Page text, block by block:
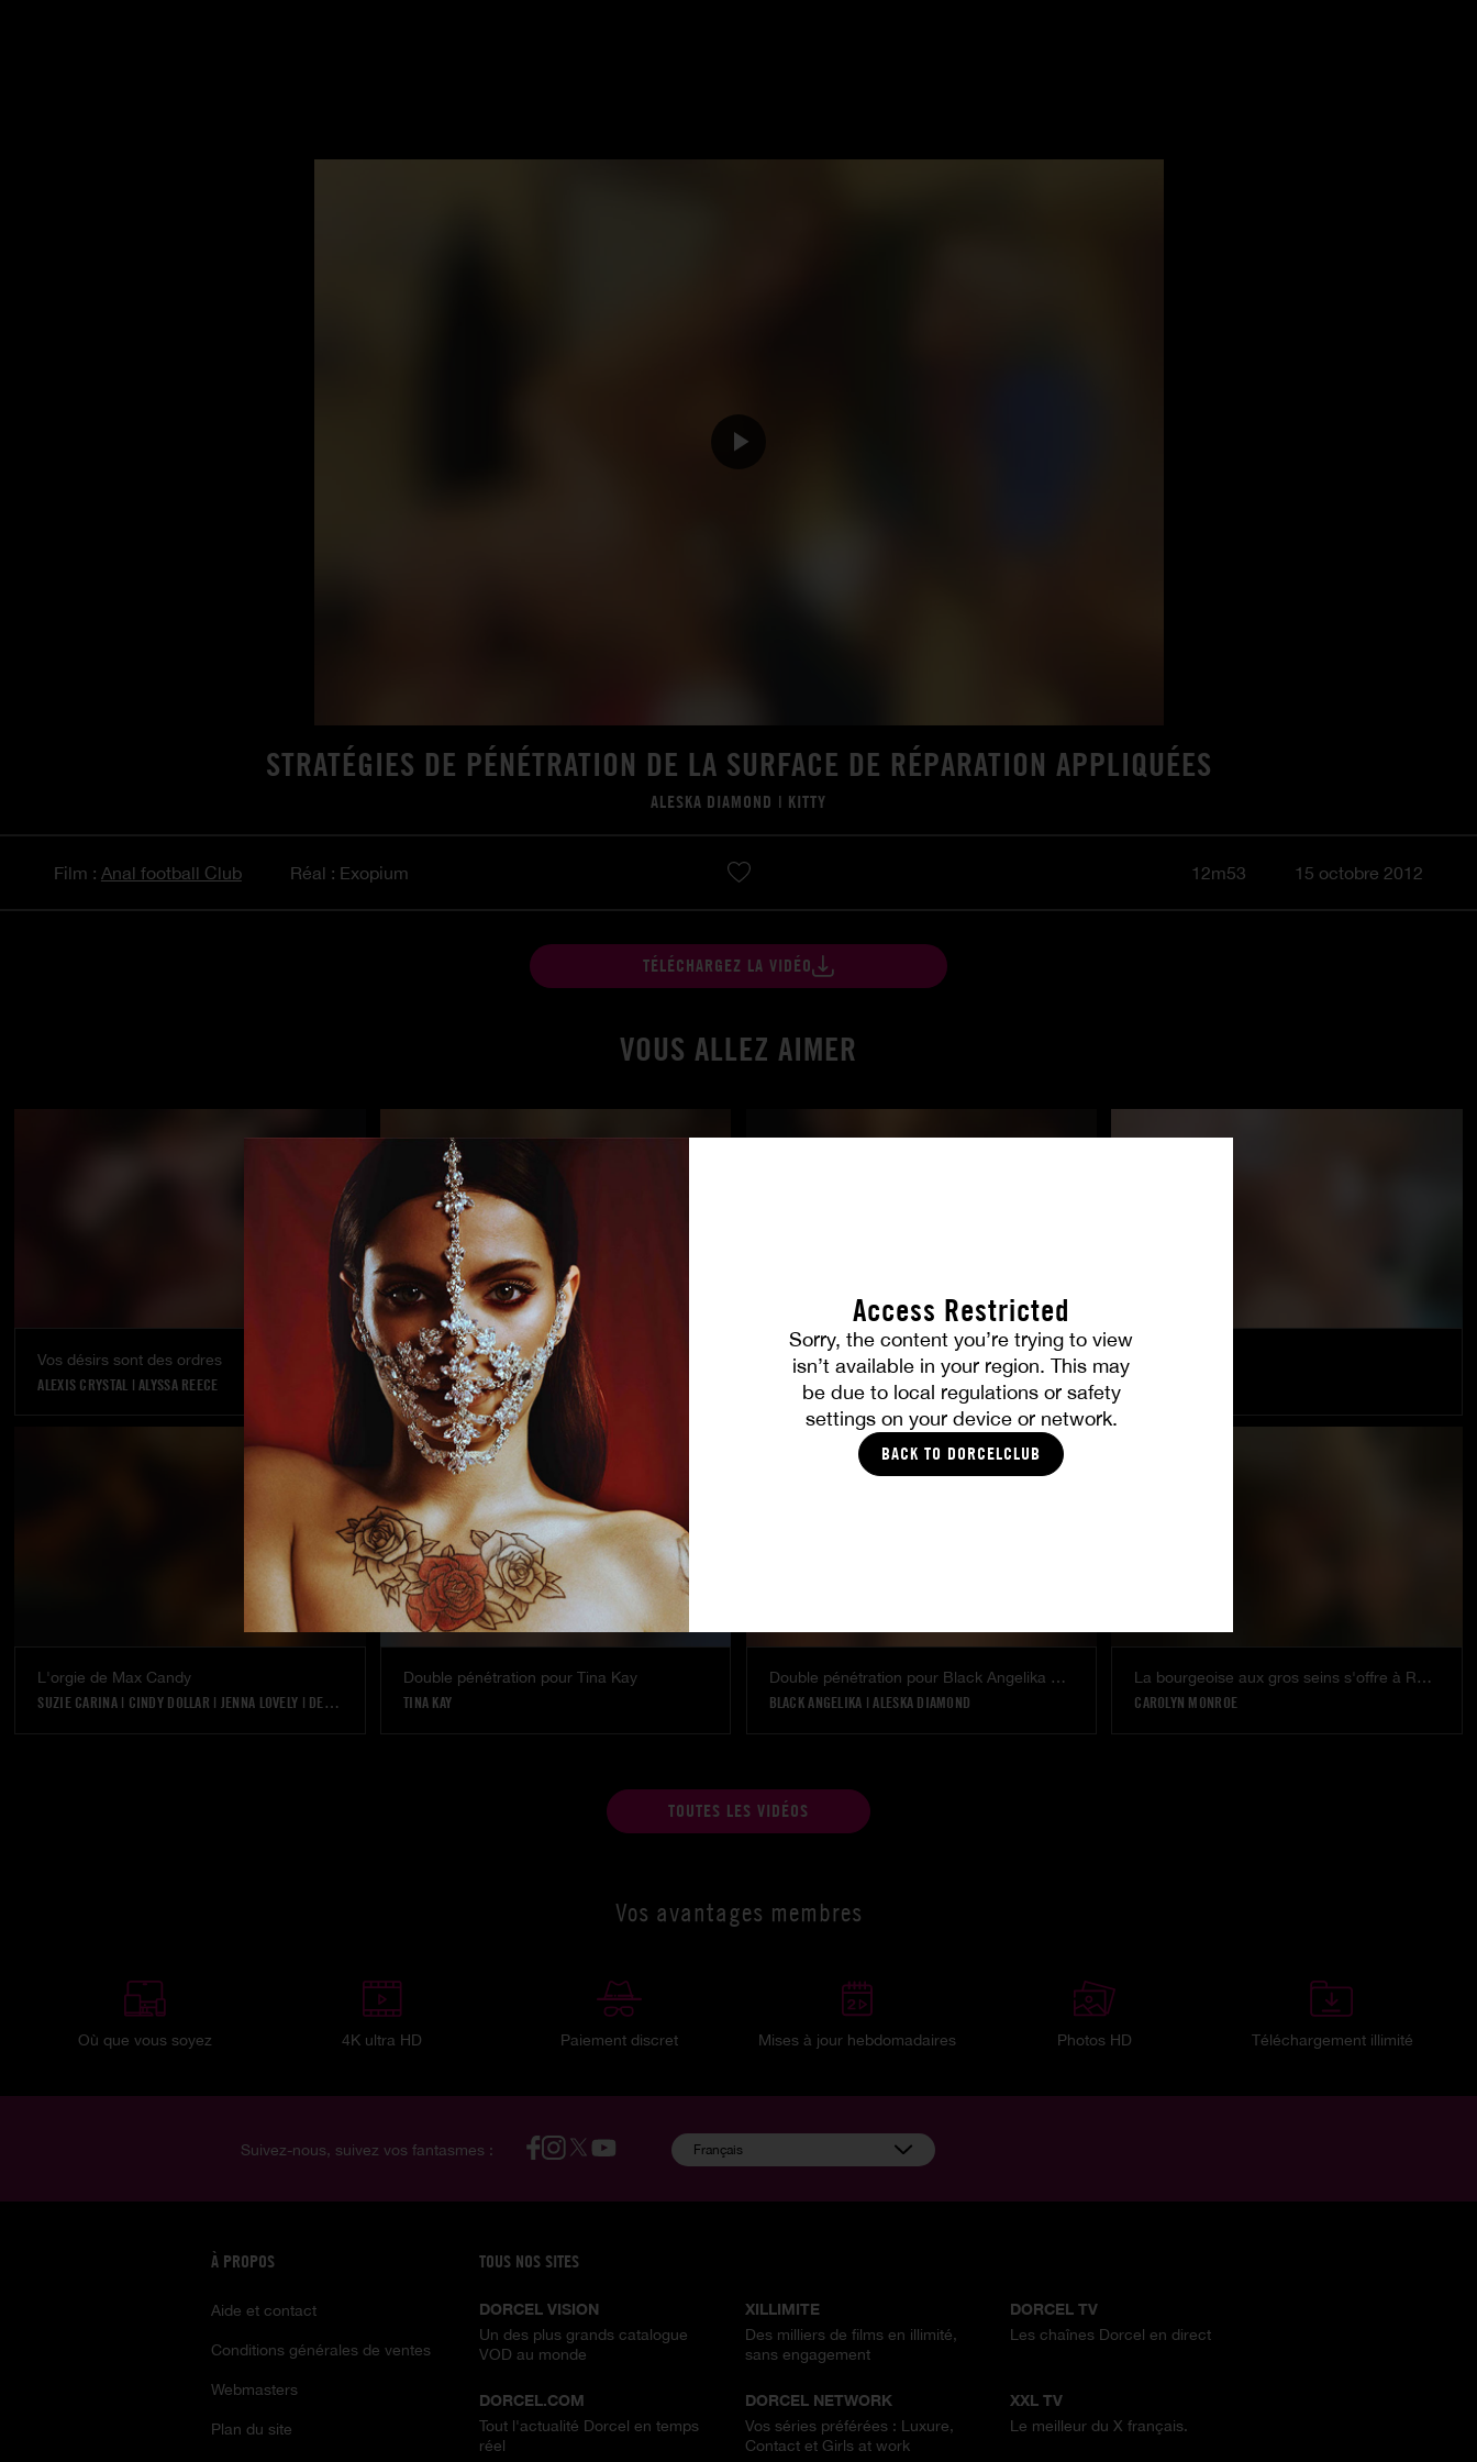
Access Restricted
Sorry, the content you’re trying to view
isn’t available in your region. This may
be due to local regulations or safety
settings on your device or network.
BACK TO DORCELCLUB
STRATÉGIES DE PÉNÉTRATION DE LA SURFACE DE RÉPARATION APPLIQUÉES
ALESKA DIAMOND | KITTY
Film : Anal football Club Réal : Exopium 12m53 15 octobre 2012
TÉLÉCHARGEZ LA VIDÉO
VOUS ALLEZ AIMER
Vos désirs sont des ordres
ALEXIS CRYSTAL |ALYSSA REECE
SABRINA SWEET|BLACK ANGELIKA| ALESKA DIAMOND CLAIRE CASTEL | ||
Iconiques
ANISSA KATE | ANNA POLINA
L'orgie de Max Candy
SUZIE CARINA| CINDY DOLLAR | JENNA LOVELY | DEFRANCESCA GALLARDO |
Double pénétration pour Tina Kay
TINA KAY
Double pénétration pour Black Angelika avec Aleska Diamond
BLACK ANGELIKA |ALESKA DIAMOND
La bourgeoise aux gros seins s'offre à Rocco
CAROLYN MONROE
TOUTES LES VIDÉOS
Vos avantages membres
Où que vous soyez 4K ultra HD Paiement discret Mises à jour hebdomadaires Photos HD Téléchargement illimité
Suivez-nous, suivez vos fantasmes : Français
À PROPOS
Aide et contact
Conditions générales de ventes
Webmasters
Plan du site
TOUS NOS SITES
DORCEL VISION
Un des plus grands catalogue
VOD au monde
XILLIMITE
Des milliers de films en illimité,
sans engagement
DORCEL TV
Les chaînes Dorcel en direct
DORCEL.COM
Tout l'actualité Dorcel en temps
réel
DORCEL NETWORK
Vos séries préférées : Luxure,
Contact et Girls at work
XXL TV
Le meilleur du X français.